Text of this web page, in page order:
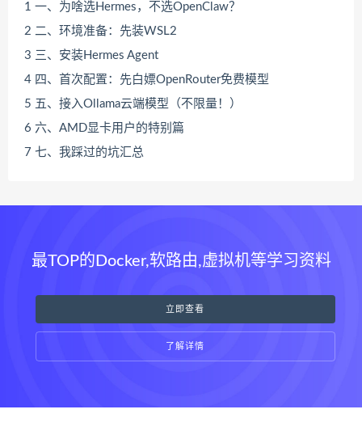
1 一、为啥选Hermes，不选OpenClaw？
2 二、环境准备：先装WSL2
3 三、安装Hermes Agent
4 四、首次配置：先白嫖OpenRouter免费模型
5 五、接入Ollama云端模型（不限量！）
6 六、AMD显卡用户的特别篇
7 七、我踩过的坑汇总
最TOP的Docker,软路由,虚拟机等学习资料
立即查看
了解详情